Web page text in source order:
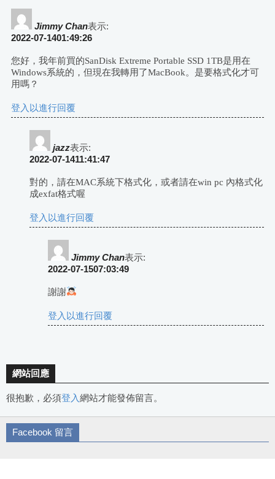
Jimmy Chan表示:
2022-07-1401:49:26
您好，我年前買的SanDisk Extreme Portable SSD 1TB是用在
Windows系統的，但現在我轉用了MacBook。是要格式化才可
用嗎？
登入以進行回覆
jazz表示:
2022-07-1411:41:47
對的，請在MAC系統下格式化，或者請在win pc 內格式化
成exfat格式喔
登入以進行回覆
Jimmy Chan表示:
2022-07-1507:03:49
謝謝
登入以進行回覆
網站回應
很抱歉，必須登入網站才能發佈留言。
Facebook 留言